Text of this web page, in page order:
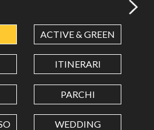
ACTIVE & GREEN
ITINERARI
PARCHI
WEDDING